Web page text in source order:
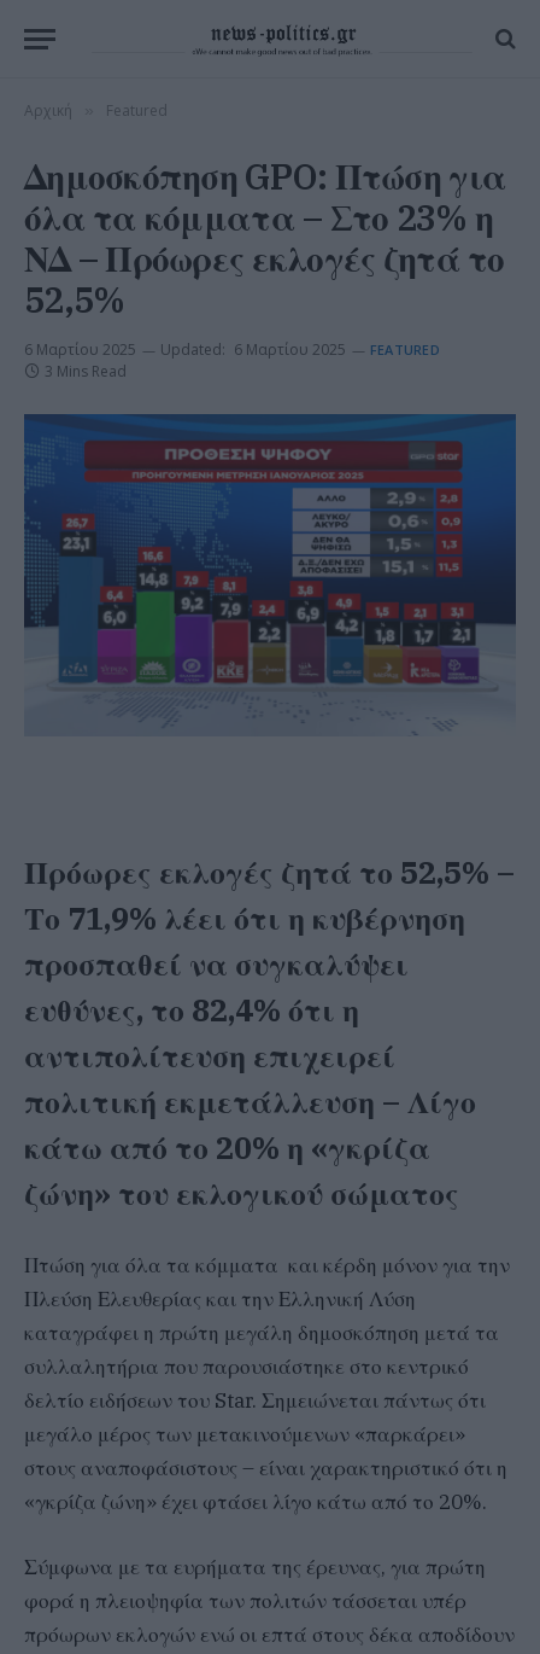
Αρχική Featured
Δημοσκόπηση GPO: Πτώση για
όλα τα κόμματα – Στο 23% η
ΝΔ – Πρόωρες εκλογές ζητά το
52,5%
6 Μαρτίου 2025 Updated: 6 Μαρτίου 2025 FEATURED
3 Mins Read
Πρόωρες εκλογές ζητά το 52,5% –
Το 71,9% λέει ότι η κυβέρνηση
προσπαθεί να συγκαλύψει
ευθύνες, το 82,4% ότι η
αντιπολίτευση επιχειρεί
πολιτική εκμετάλλευση – Λίγο
κάτω από το 20% η «γκρίζα
ζώνη» του εκλογικού σώματος
Πτώση για όλα τα κόμματα και κέρδη μόνον για την
Πλεύση Ελευθερίας και την Ελληνική Λύση
καταγράφει η πρώτη μεγάλη δημοσκόπηση μετά τα
συλλαλητήρια που παρουσιάστηκε στο κεντρικό
δελτίο ειδήσεων του Star. Σημειώνεται πάντως ότι
μεγάλο μέρος των μετακινούμενων «παρκάρει»
στους αναποφάσιστους – είναι χαρακτηριστικό ότι η
«γκρίζα ζώνη» έχει φτάσει λίγο κάτω από το 20%.
Σύμφωνα με τα ευρήματα της έρευνας, για πρώτη
φορά η πλειοψηφία των πολιτών τάσσεται υπέρ
πρόωρων εκλογών ενώ οι επτά στους δέκα αποδίδουν